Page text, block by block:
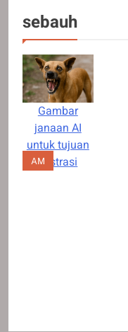
sebauh
Gambar
janaan AI
untuk tujuan
ilustrasi
AM